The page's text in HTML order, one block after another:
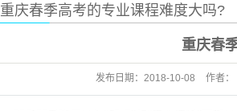
重庆春季高考的专业课程难度大吗?
重庆春
发布日期： 2018-10-08 作者：